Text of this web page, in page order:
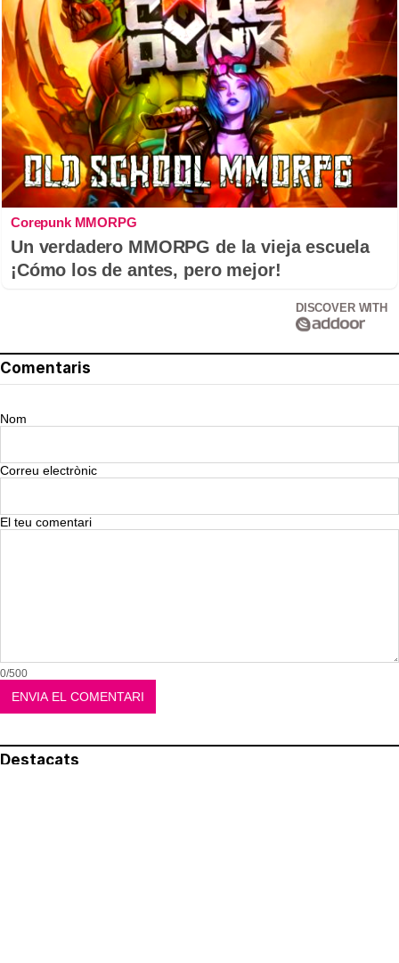
Corepunk MMORPG
Un verdadero MMORPG de la vieja escuela
¡Cómo los de antes, pero mejor!
DISCOVER WITH
Comentaris
Nom
Correu electrònic
El teu comentari
0/500
Destacats